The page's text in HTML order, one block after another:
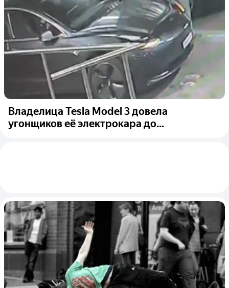
Владелица Tesla Model 3 довела
угонщиков её электрокара до...